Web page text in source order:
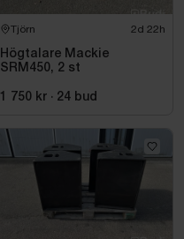
Tjörn 2d 22h
Högtalare Mackie
SRM450, 2 st
1 750 kr · 24 bud